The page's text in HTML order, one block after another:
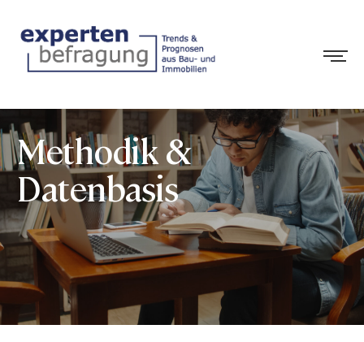
Methodik &
Datenbasis